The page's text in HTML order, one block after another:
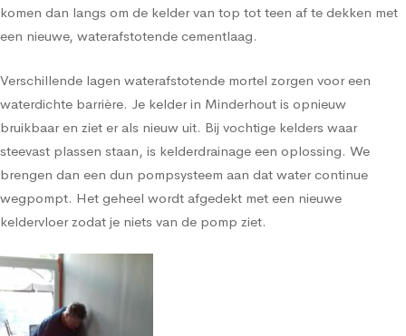
komen dan langs om de kelder van top tot teen af te dekken met
een nieuwe, waterafstotende cementlaag.
Verschillende lagen waterafstotende mortel zorgen voor een
waterdichte barrière. Je kelder in Minderhout is opnieuw
bruikbaar en ziet er als nieuw uit. Bij vochtige kelders waar
steevast plassen staan, is kelderdrainage een oplossing. We
brengen dan een dun pompsysteem aan dat water continue
wegpompt. Het geheel wordt afgedekt met een nieuwe
keldervloer zodat je niets van de pomp ziet.